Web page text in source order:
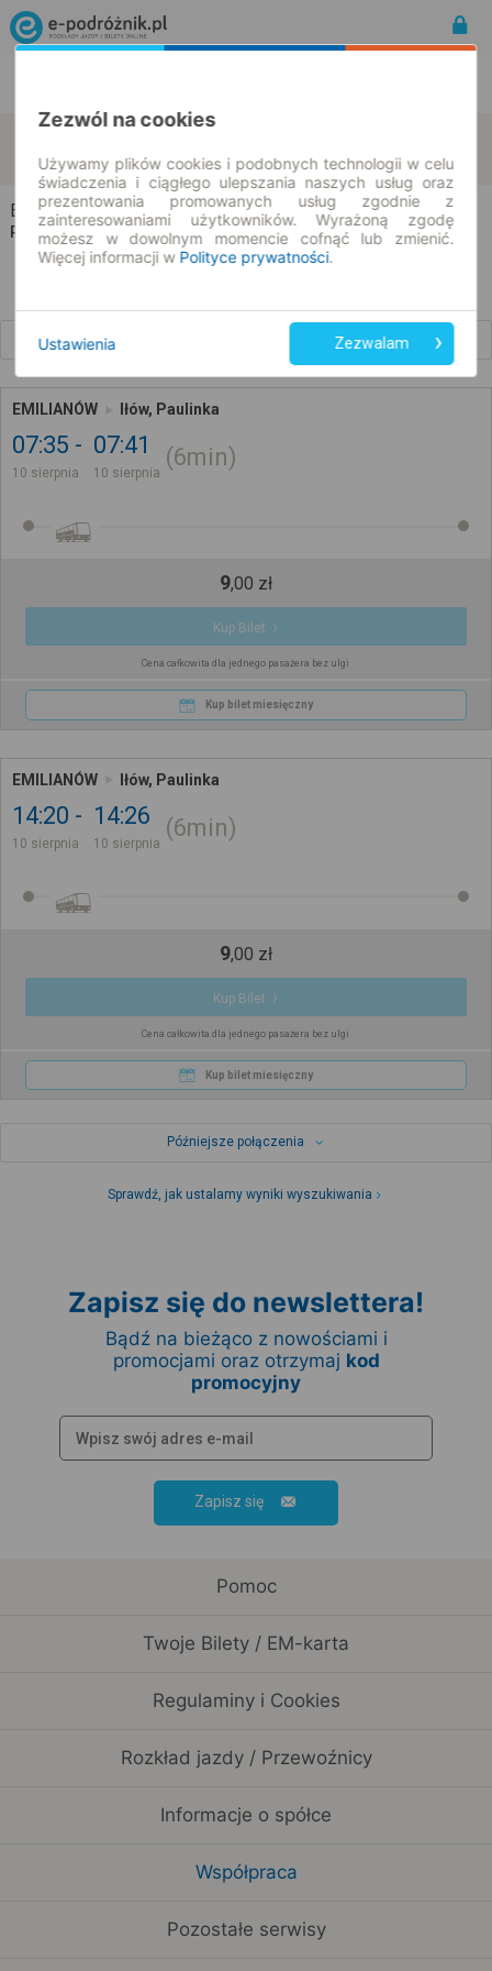
10.08.2026 | -- : --
Emilianów → Iłów
Rozkład jazdy i bilety
EMILIANÓW Iłów, Paulinka
07:35
10 sierpnia
07:41
10 sierpnia
6min
9,00 zł
Kup Bilet
Cena całkowita dla jednego pasażera bez ulgi
Kup bilet miesięczny
EMILIANÓW Iłów, Paulinka
14:20
10 sierpnia
14:26
10 sierpnia
6min
9,00 zł
Kup Bilet
Cena całkowita dla jednego pasażera bez ulgi
Kup bilet miesięczny
Późniejsze połączenia
Sprawdź, jak ustalamy wyniki wyszukiwania
Zapisz się do newslettera!
Bądź na bieżąco z nowościami i
promocjami oraz otrzymaj kod
promocyjny
Zapisz się
Pomoc
Twoje Bilety / EM-karta
Regulaminy i Cookies
Rozkład jazdy / Przewoźnicy
Informacje o spółce
Współpraca
Pozostałe serwisy
Zezwól na cookies
Używamy plików cookies i podobnych technologii w celu
świadczenia i ciągłego ulepszania naszych usług oraz
prezentowania promowanych usług zgodnie z
zainteresowaniami użytkowników. Wyrażoną zgodę
możesz w dowolnym momencie cofnąć lub zmienić.
Więcej informacji w Polityce prywatności.
Ustawienia Zezwalam